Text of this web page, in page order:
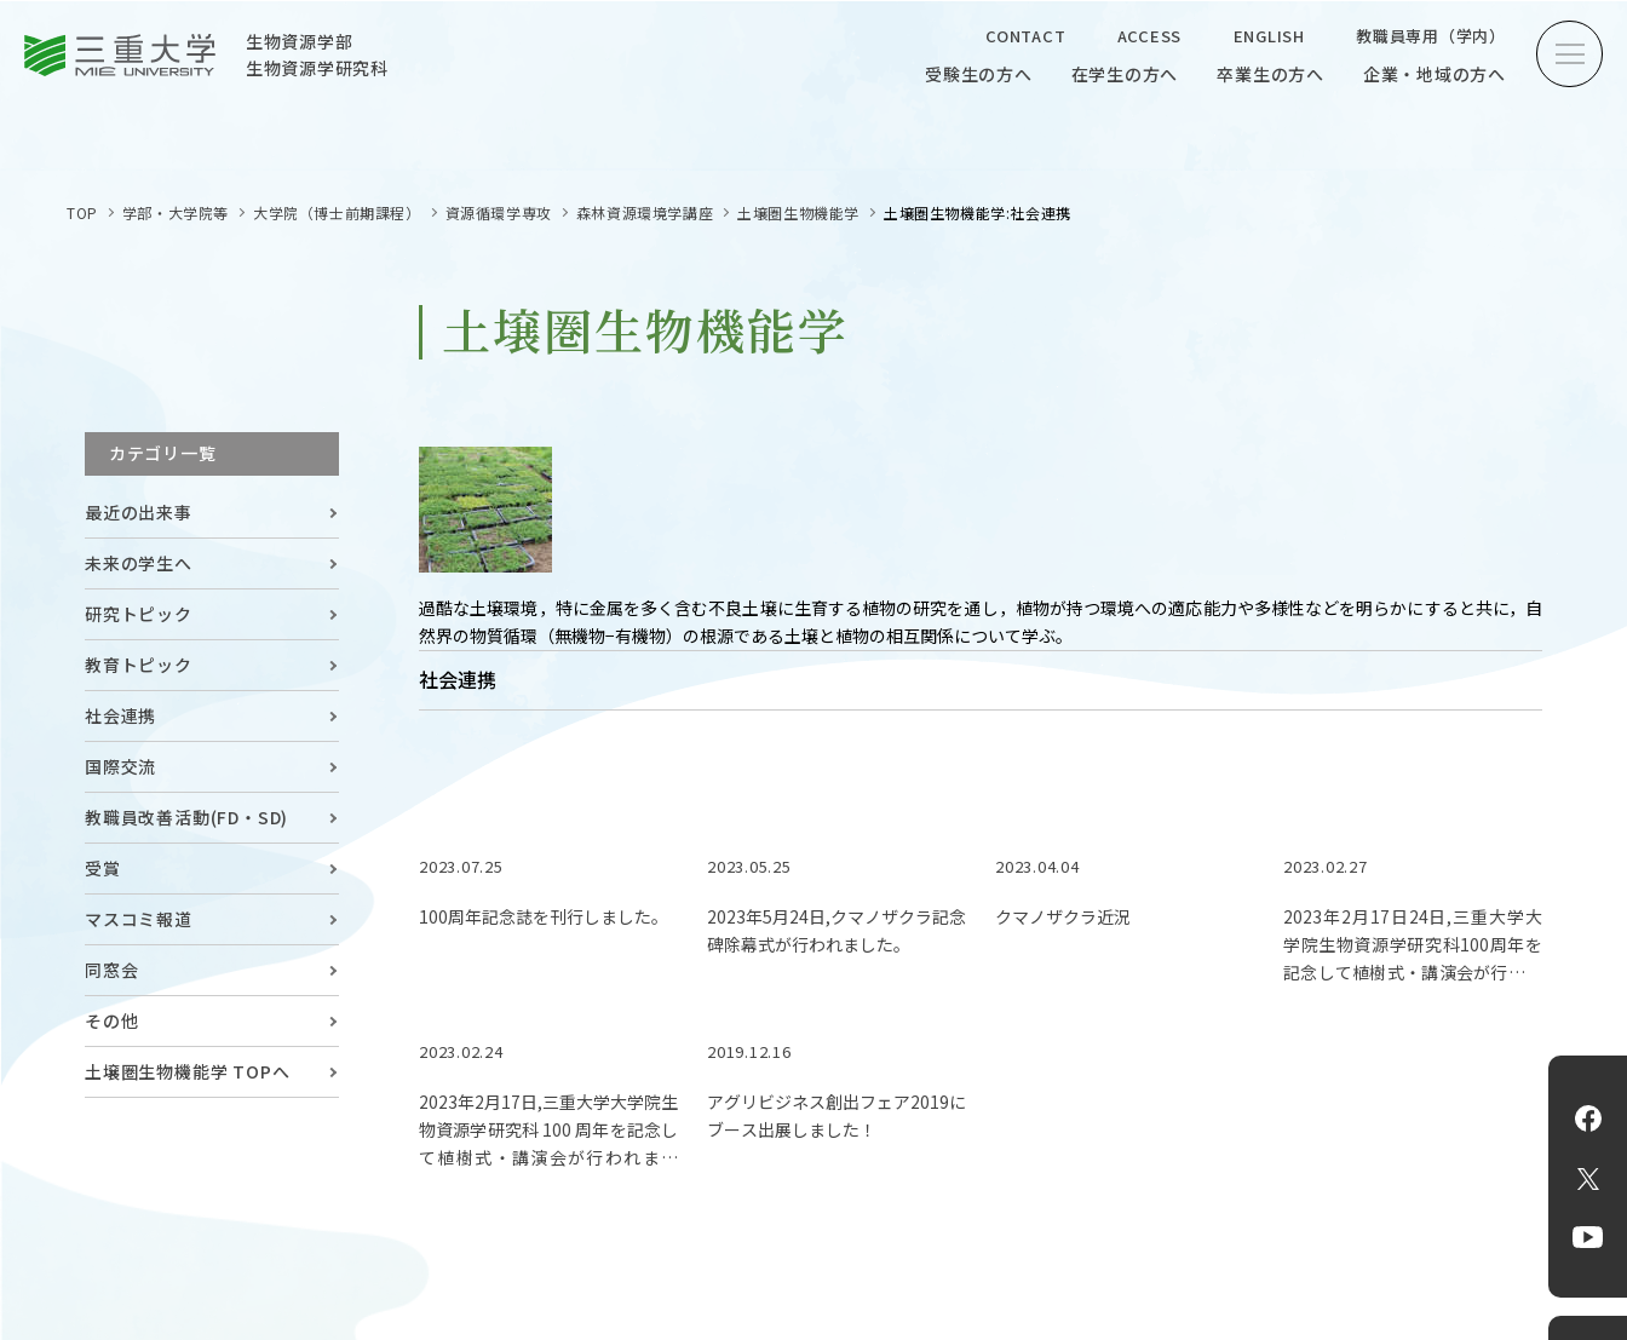
三重大学
生物資源学部
生物資源学研究科
CONTACT ACCESS ENGLISH 教職員専用（学内）
受験生の方へ 在学生の方へ 卒業生の方へ 企業・地域の方へ
生物資源学研究科
サイトマップ
お問い合わせ
ニュース◎
X
YouTube
教職員専用（学内）
農学がつなぐミライ
オープンキャンパス
ABOUT
学部概要 教育（学部・大学院等） 入試情報
RESEARCH
研究
SOCIAL CAMPUS LIFE
EVENTS
イベントカレンダー 生物資源学研究科紀要 ANPIC安否情報システム
TOP 学部・大学院等 大学院（博士前期課程） 資源循環学専攻 森林資源環境学講座 土壌圏生物機能学 土壌圏生物機能学:社会連携
土壌圏生物機能学
カテゴリ一覧
最近の出来事
未来の学生へ
研究トピック
教育トピック
社会連携
国際交流
教職員改善活動(FD・SD)
受賞
マスコミ報道
同窓会
その他
土壌圏生物機能学 TOPへ
過酷な土壌環境，特に金属を多く含む不良土壌に生育する植物の研究を通し，植物が持つ環境への適応能力や多様性などを明らかにすると共に，自
然界の物質循環（無機物−有機物）の根源である土壌と植物の相互関係について学ぶ。
社会連携
2023.07.25
100周年記念誌を刊行しました。
2023.05.25
2023年5月24日,クマノザクラ記念
碑除幕式が行われました。
2023.04.04
クマノザクラ近況
2023.02.27
2023年2月17日24日,三重大学大
学院生物資源学研究科100周年を
記念して植樹式・講演会が行われ
2023.02.24
2023年2月17日,三重大学大学院生
物資源学研究科 100 周年を記念し
て植樹式・講演会が行われまし
2019.12.16
アグリビジネス創出フェア2019に
ブース出展しました！
X